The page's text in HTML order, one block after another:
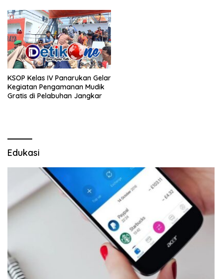
KSOP Kelas IV Panarukan Gelar
Kegiatan Pengamanan Mudik
Gratis di Pelabuhan Jangkar
Edukasi